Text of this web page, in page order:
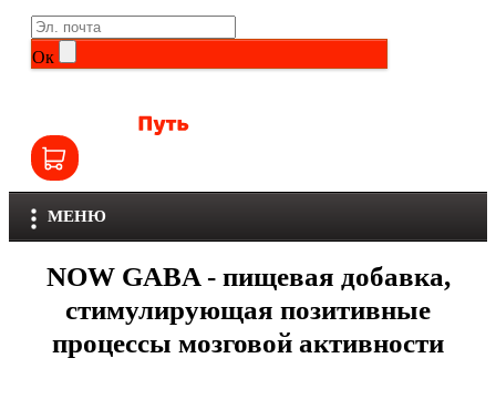
Ок
МЕНЮ
Общие комплексы
Витамины группы B
Витамины для детей
Железо
Кальций
Life Extension
NOW
Olimp
Optimum Nutrition
Orzax
Scitec Nutrition
NOW GABA - пищевая добавка,
стимулирующая позитивные
процессы мозговой активности